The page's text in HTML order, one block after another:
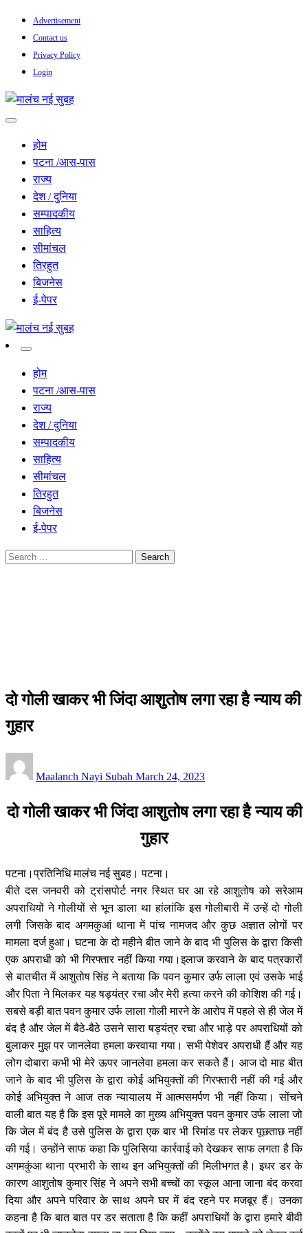
Skip
content
Advertisement
Contact us
Privacy Policy
Login
मालंच नई सुबह
होम
पटना /आस-पास
राज्य
देश / दुनिया
सम्पादकीय
साहित्य
सीमांचल
तिरहुत
बिजनेस
ई-पेपर
मालंच नई सुबह
होम
पटना /आस-पास
राज्य
देश / दुनिया
सम्पादकीय
साहित्य
सीमांचल
तिरहुत
बिजनेस
ई-पेपर
Search
दो गोली खाकर भी जिंदा आशुतोष लगा रहा है न्याय की
गुहार
Maalanch Nayi Subah on
March 24, 2023
दो गोली खाकर भी जिंदा आशुतोष लगा रहा है न्याय की
गुहार
पटना।प्रतिनिधि मालंच नई सुबह। पटना।
बीते दस जनवरी को ट्रांसपोर्ट नगर स्थित घर आ रहे आशुतोष को सरेआम
अपराधियों ने गोलीयों से भून डाला था हांलांकि इस गोलीबारी में उन्हें दो गोली
लगी जिसके बाद अगमकुआं थाना में पांच नामजद और कुछ अज्ञात लोगों पर
मामला दर्ज हुआ। घटना के दो महीने बीत जाने के बाद भी पुलिस के द्वारा किसी
एक अपराधी को भी गिरफ्तार नहीं किया गया।इलाज करवाने के बाद पत्रकारों
से बातचीत में आशुतोष सिंह ने बताया कि पवन कुमार उर्फ लाला एवं उसके भाई
और पिता ने मिलकर यह षड्यंत्र रचा और मेरी हत्या करने की कोशिश की गई।
सबसे बड़ी बात पवन कुमार उर्फ लाला गोली मारने के आरोप में पहले से ही जेल में
बंद है और जेल में बैठे-बैठे उसने सारा षड्यंत्र रचा और भाड़े पर अपराधियों को
बुलाकर मुझ पर जानलेवा हमला करवाया गया। सभी पेशेवर अपराधी हैं और यह
लोग दोबारा कभी भी मेरे ऊपर जानलेवा हमला कर सकते हैं। आज दो माह बीत
जाने के बाद भी पुलिस के द्वारा कोई अभियुक्तों की गिरफ्तारी नहीं की गई और
कोई अभियुक्त ने आज तक न्यायालय में आत्मसमर्पण भी नहीं किया। सोंचने
वाली बात यह है कि इस पूरे मामले का मुख्य अभियुक्त पवन कुमार उर्फ लाला जो
कि जेल में बंद है उसे पुलिस के द्वारा एक बार भी रिमांड पर लेकर पूछताछ नहीं
की गई। उन्होंने साफ कहा कि पुलिसिया कार्रवाई को देखकर साफ लगता है कि
अगमकुंआ थाना प्रभारी के साथ इन अभियुक्तों की मिलीभगत है। इधर डर के
कारण आशुतोष कुमार सिंह ने अपने सभी बच्चों का स्कूल आना जाना बंद करवा
दिया और अपने परिवार के साथ अपने घर में बंद रहने पर मजबूर हैं। उनका
कहना है कि बात बात पर डर सताता है कि कहीं अपराधियों के द्वारा हमारे बीवी